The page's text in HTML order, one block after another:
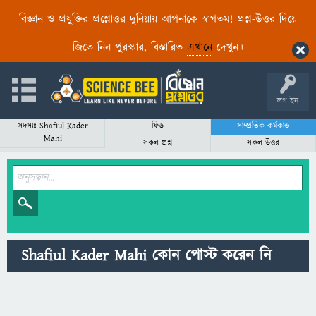
বিজ্ঞান ও প্রযুক্তির প্রশ্নোত্তর দুনিয়ায় আপনাকে স্বাগতম! প্রশ্ন-উত্তর দিয়ে
জিতে নিন পুরস্কার, বিস্তারিত এখানেদেখুন।
লগ ইন
সদস্যঃ Shafiul Kader
Mahi
ফিড
সাম্প্রতিক কর্মকান্ড
সকল প্রশ্ন
সকল উত্তর
Shafiul Kader Mahi কোন পোস্ট করেন নি